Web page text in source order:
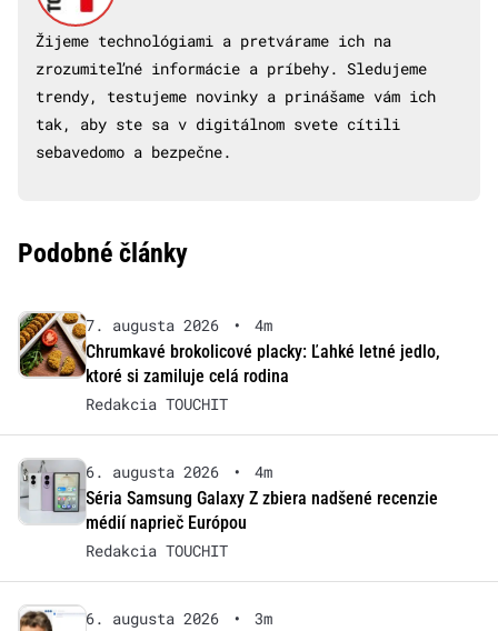
Žijeme technológiami a pretvárame ich na
zrozumiteľné informácie a príbehy. Sledujeme
trendy, testujeme novinky a prinášame vám ich
tak, aby ste sa v digitálnom svete cítili
sebavedomo a bezpečne.
Podobné články
7. augusta 2026 •
4m
Chrumkavé brokolicové placky: Ľahké letné jedlo,
ktoré si zamiluje celá rodina
Redakcia TOUCHIT
6. augusta 2026 •
4m
Séria Samsung Galaxy Z zbiera nadšené recenzie
médií naprieč Európou
Redakcia TOUCHIT
6. augusta 2026 •
3m